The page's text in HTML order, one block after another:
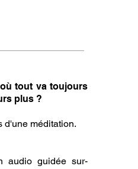
tout va toujours
plus ?
d'une méditation.
audio guidée sur-